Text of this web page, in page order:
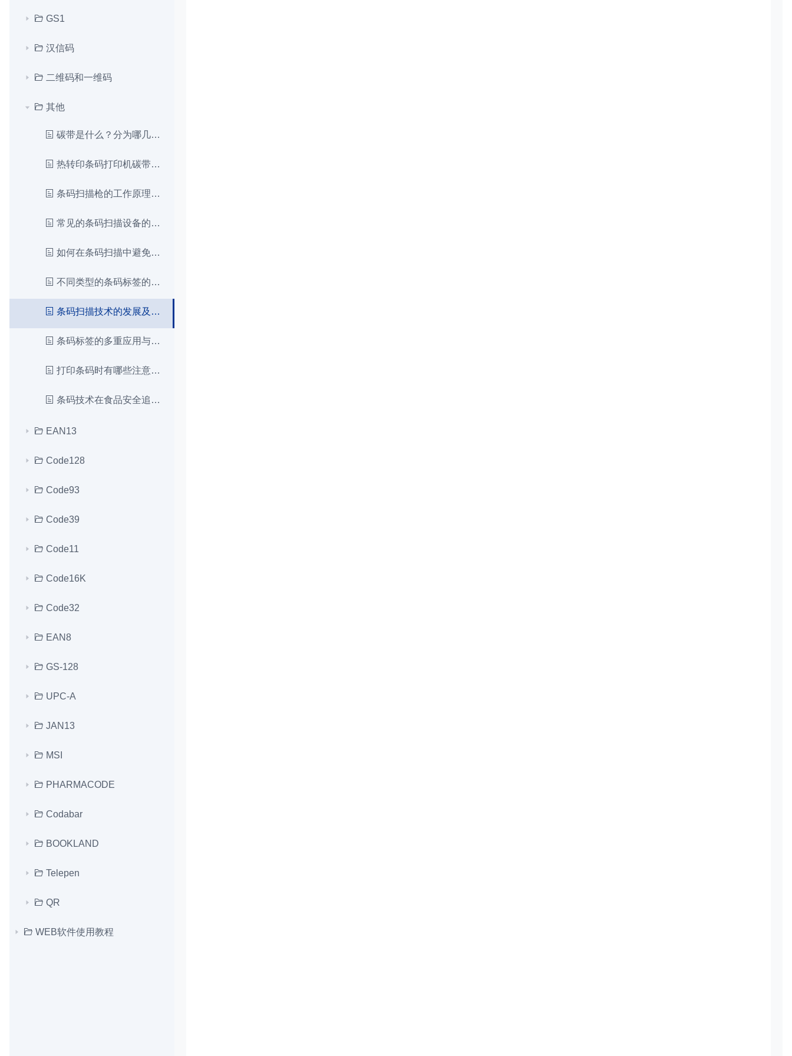
GS1
汉信码
二维码和一维码
其他
碳带是什么？分为哪几类？能用在哪？
热转印条码打印机碳带是怎么构造组成的？
条码扫描枪的工作原理是什么？
常见的条码扫描设备的类型有哪些？
如何在条码扫描中避免常见的错误和问题
不同类型的条码标签的选择和应用
条码扫描技术的发展及其在各行业的应用
条码标签的多重应用与简便编辑打印
打印条码时有哪些注意事项？
条码技术在食品安全追溯中的关键作用
EAN13
Code128
Code93
Code39
Code11
Code16K
Code32
EAN8
GS-128
UPC-A
JAN13
MSI
PHARMACODE
Codabar
BOOKLAND
Telepen
QR
WEB软件使用教程